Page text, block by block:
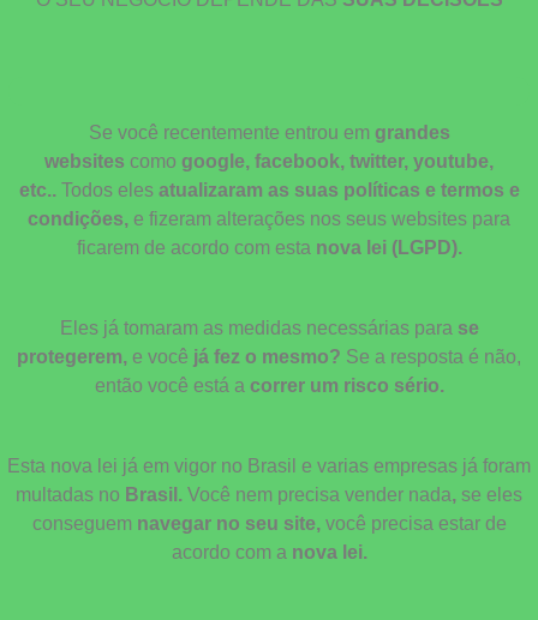
Se você recentemente entrou em grandes
websites como google, facebook, twitter, youtube,
etc..Todos eles atualizaram as suas políticas e termos e
condições, e fizeram alterações nos seus websites para
ficarem de acordo com esta nova lei (LGPD).
Eles já tomaram as medidas necessárias para se
protegerem, e você já fez o mesmo? Se a resposta é não,
então você está a correr um risco sério.
Esta nova lei já em vigor no Brasil e varias empresas já foram
multadas no Brasil. Você nem precisa vender nada, se eles
conseguem navegar no seu site,você precisa estar de
acordo com a nova lei.